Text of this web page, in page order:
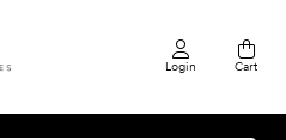
Login Cart